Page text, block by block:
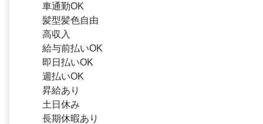
車通勤OK
髪型髪色自由
高収入
給与前払いOK
即日払いOK
週払いOK
昇給あり
土日休み
長期休暇あり